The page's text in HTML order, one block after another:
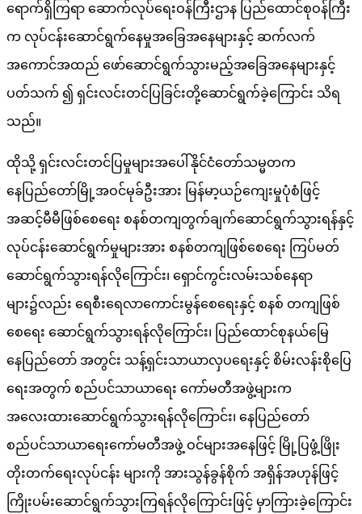
ရောက်ရှိကြရာ ဆောက်လုပ်ရေးဝန်ကြီးဌာန ပြည်ထောင်စုဝန်ကြီး
က လုပ်ငန်းဆောင်ရွက်နေမှုအခြေအနေများနှင့် ဆက်လက်
အကောင်အထည် ဖော်ဆောင်ရွက်သွားမည့်အခြေအနေများနှင့်
ပတ်သက် ၍ ရှင်းလင်းတင်ပြခြင်းတို့​ဆောင်ရွက်ခဲ့​ကြောင်း သိရ
သည်။
ထိုသို့ ရှင်းလင်းတင်ပြမှုများအပေါ်နိုင်ငံ​တော်သမ္မတက
နေပြည်တော်မြို့အဝင်မုခ်ဦးအား မြန်မာ့ယဉ်ကျေးမှုပုံစံဖြင့်
အဆင့်မီမီဖြစ်စေရေး စနစ်တကျတွက်ချက်ဆောင်ရွက်သွားရန်နှင့်
လုပ်ငန်းဆောင်ရွက်မှုများအား စနစ်တကျဖြစ်စေရေး ကြပ်မတ်
ဆောင်ရွက်သွားရန်လိုကြောင်း၊ ရှောင်ကွင်းလမ်းသစ်နေရာ
များ၌လည်း ရေစီးရေလာကောင်းမွန်စေရေးနှင့် စနစ် တကျဖြစ်
စေရေး ဆောင်ရွက်သွားရန်လိုကြောင်း၊ ပြည်ထောင်စုနယ်မြေ
နေပြည်တော် အတွင်း သန့်ရှင်းသာယာလှပရေးနှင့် စိမ်းလန်းစိုပြေ
ရေးအတွက် စည်ပင်သာယာရေး ကော်မတီအဖွဲ့များက
အလေးထားဆောင်ရွက်သွားရန်လိုကြောင်း၊ နေပြည်တော်
စည်ပင်သာယာရေးကော်မတီအဖွဲ့ ဝင်များအနေဖြင့် မြို့ပြဖွံ့ဖြိုး
တိုးတက်ရေးလုပ်ငန်း များကို အားသွန်ခွန်စိုက် အရှိန်အဟုန်ဖြင့်
ကြိုးပမ်းဆောင်ရွက်သွားကြရန်လိုကြောင်းဖြင့် မှာကြားခဲ့​ကြောင်း